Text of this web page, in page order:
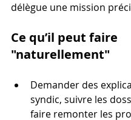
délègue une mission
Ce qu’il peut faire
"naturellement"
Demander des
syndic, suivre les
faire remonter les